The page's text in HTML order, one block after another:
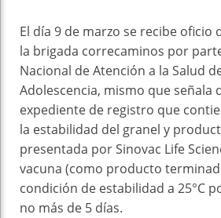
El día 9 de marzo se recibe oficio
la brigada correcaminos por
Nacional de Atención a la Salud
Adolescencia, mismo que señala
expediente de registro que
la estabilidad del granel y
presentada por Sinovac Life
vacuna (como producto
condición de estabilidad a 25°C
no más de 5 días.